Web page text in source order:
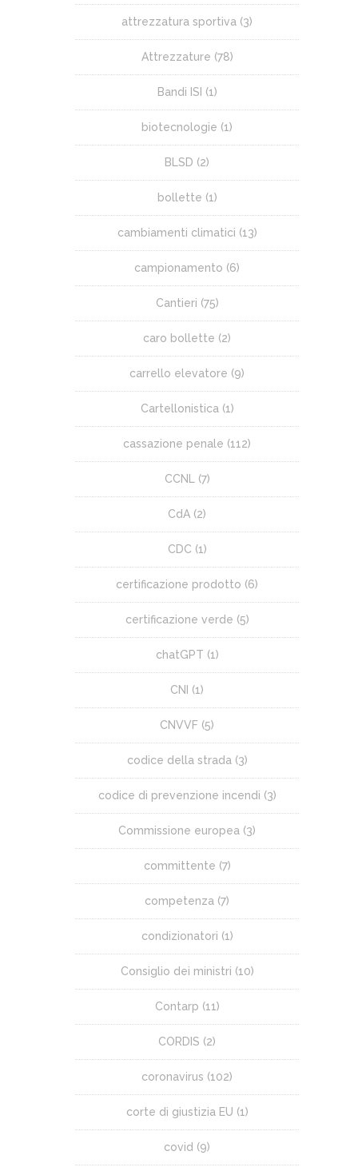
attrezzatura sportiva (3)
Attrezzature (78)
Bandi ISI (1)
biotecnologie (1)
BLSD (2)
bollette (1)
cambiamenti climatici (13)
campionamento (6)
Cantieri (75)
caro bollette (2)
carrello elevatore (9)
Cartellonistica (1)
cassazione penale (112)
CCNL (7)
CdA (2)
CDC (1)
certificazione prodotto (6)
certificazione verde (5)
chatGPT (1)
CNI (1)
CNVVF (5)
codice della strada (3)
codice di prevenzione incendi (3)
Commissione europea (3)
committente (7)
competenza (7)
condizionatori (1)
Consiglio dei ministri (10)
Contarp (11)
CORDIS (2)
coronavirus (102)
corte di giustizia EU (1)
covid (9)